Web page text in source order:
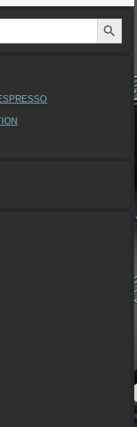
Search Button